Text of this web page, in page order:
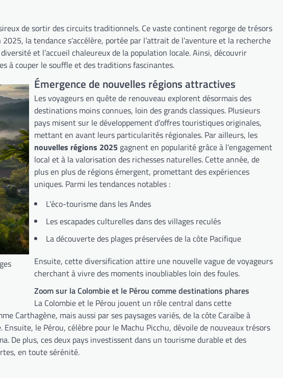
de sortir des circuits traditionnels. Ce vaste continent regorge de trésors
la tendance s’accélère, portée par l’attrait de l’aventure et la recherche
et l’accueil chaleureux de la population locale. Ainsi, découvrir
à couper le souffle et des traditions fascinantes.
Émergence de nouvelles régions attractives
Les voyageurs en quête de renouveau explorent désormais des
destinations moins connues, loin des grands classiques. Plusieurs
pays misent sur le développement d’offres touristiques originales,
mettant en avant leurs particularités régionales. Par ailleurs, les
nouvelles régions 2025 gagnent en popularité grâce à l'engagement
local et à la valorisation des richesses naturelles. Cette année, de
plus en plus de régions émergent, promettant des expériences
uniques. Parmi les tendances notables :
L’éco-tourisme dans les Andes
Les escapades culturelles dans des villages reculés
La découverte des plages préservées de la côte Pacifique
Ensuite, cette diversification attire une nouvelle vague de voyageurs
cherchant à vivre des moments inoubliables loin des foules.
Zoom sur la Colombie et le Pérou comme destinations phares
La Colombie et le Pérou jouent un rôle central dans cette
Carthagène, mais aussi par ses paysages variés, de la côte Caraïbe à
Ensuite, le Pérou, célèbre pour le Machu Picchu, dévoile de nouveaux trésors
De plus, ces deux pays investissent dans un tourisme durable et des
en toute sérénité.